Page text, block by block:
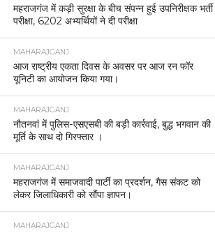
महराजगंज में कड़ी सुरक्षा के बीच संपन्न हुई उपनिरीक्षक भर्ती
परीक्षा, 6202 अभ्यर्थियों ने दी परीक्षा
MAHARAJGANJ
आज राष्ट्रीय एकता दिवस के अवसर पर आज रन फॉर
यूनिटी का आयोजन किया गया।
MAHARAJGANJ
नौतनवां में पुलिस-एसएसबी की बड़ी कार्रवाई, बुद्ध भगवान की
मूर्ति के साथ दो गिरफ्तार ।
MAHARAJGANJ
महराजगंज में समाजवादी पार्टी का प्रदर्शन, गैस संकट को
लेकर जिलाधिकारी को सौंपा ज्ञापन।
MAHARAJGANJ